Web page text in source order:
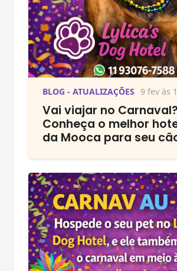
BLOG - ATUALIZAÇÕES 9 fev às
Vai viajar no Carnaval?
Conheça o melhor
da Mooca para seu